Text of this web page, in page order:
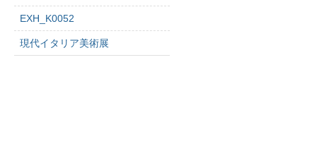
EXH_K0052
現代イタリア美術展